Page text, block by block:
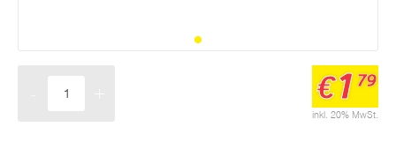
inkl. 20% MwSt.
€1 79